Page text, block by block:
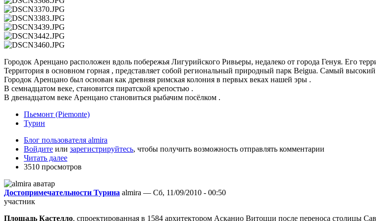
Городок Aренцано расположен вдоль побережья Лигурийского Ривьеры, недалеко от города Генуя. Его
Территория в основном горная , представляет собой региональный природный парк Beigua. Самый
Городок Aренцано был основан как древняя римская колония в первых веках нашей эры .
В семнадцатом веке, становится пиратской крепостью .
В двенадцатом веке Aренцано становиться рыбачим посёлком .
Пьемонт (Piemonte)
Турин
Блог пользователя almira
Войдите или зарегистрируйтесь, чтобы получить возможность отправлять комментарии
Читать далее
3510 просмотров
Достопримечательности Турина almira — Сб, 11/09/2010 - 00:50
участник
Площадь Кастелло, спроектированная в 1584 архитектором Асканио Витоцци после переноса столицы